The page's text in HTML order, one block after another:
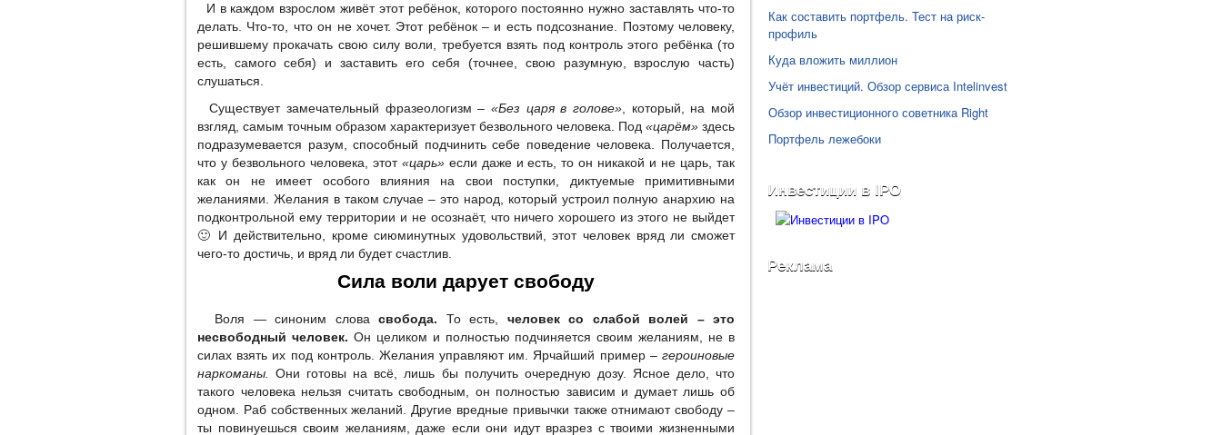
И в каждом взрослом живёт этот ребёнок, которого постоянно нужно заставлять что-то
делать. Что-то, что он не хочет. Этот ребёнок – и есть подсознание. Поэтому человеку,
решившему прокачать свою силу воли, требуется взять под контроль этого ребёнка (то
есть, самого себя) и заставить его себя (точнее, свою разумную, взрослую часть)
слушаться.
Существует замечательный фразеологизм – «Без царя в голове» , который, на мой
взгляд, самым точным образом характеризует безвольного человека. Под «царём» здесь
подразумевается разум, способный подчинить себе поведение человека. Получается,
что у безвольного человека, этот «царь»если даже и есть, то он никакой и не царь, так
как он не имеет особого влияния на свои поступки, диктуемые примитивными
желаниями. Желания в таком случае – это народ, который устроил полную анархию на
подконтрольной ему территории и не осознаёт, что ничего хорошего из этого не выйдет
🙂 И действительно, кроме сиюминутных удовольствий, этот человек вряд ли сможет
чего-то достичь, и вряд ли будет счастлив.
Сила воли дарует свободу
Воля — синоним слова свобода. То есть, человек со слабой волей – это
несвободный человек. Он целиком и полностью подчиняется своим желаниям, не в
силах взять их под контроль. Желания управляют им. Ярчайший пример – героиновые
наркоманы.
Они готовы на всё, лишь бы получить очередную дозу. Ясное дело, что
такого человека нельзя считать свободным, он полностью зависим и думает лишь об
одном. Раб собственных желаний. Другие вредные привычки также отнимают свободу –
ты повинуешься своим желаниям, даже если они идут вразрез с твоими жизненными
Как составить портфель. Тест на риск-
профиль
Куда вложить миллион
Учёт инвестиций. Обзор сервиса Intelinvest
Обзор инвестиционного советника Right
Портфель лежебоки
Инвестиции в IPO
Реклама